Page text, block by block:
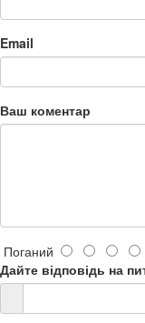
Email
Ваш коментар
Поганий
Дайте відповідь на